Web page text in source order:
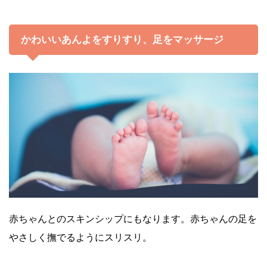
かわいいあんよをすりすり、足をマッサージ
赤ちゃんとのスキンシップにもなります。赤ちゃんの足を
やさしく撫でるようにスリスリ。